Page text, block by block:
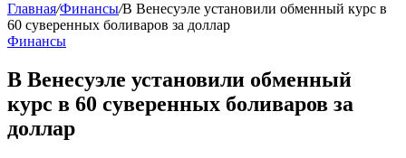
Главная/Финансы/В Венесуэле установили обменный курс в
60 суверенных боливаров за доллар
Финансы
В Венесуэле установили обменный
курс в 60 суверенных боливаров за
доллар